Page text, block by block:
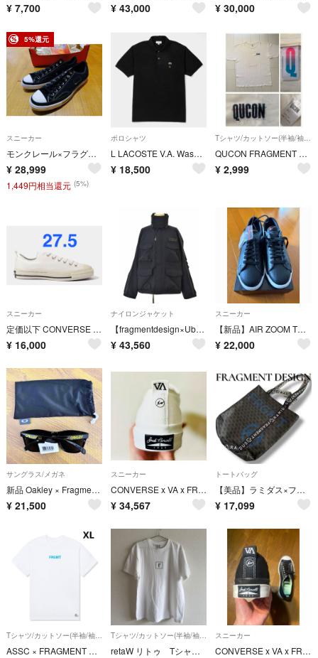
¥ 7,700 ¥ 43,000 ¥ 30,000
5%還元
スニーカー
モンクレール×フラグメント×コンバースオールスターct70 30cm
¥ 28,999
1,449円相当還元 (5%)
ポロシャツ
L LACOSTE V.A. Washed Tumbler Polo
¥ 18,500
Tシャツ/カットソー(半袖/袖なし)
QUCON FRAGMENT skate 藤原ヒロシ Tシャツ 日本製 XL 白
¥ 2,999
スニーカー
定価以下 CONVERSE ALL STAR V.A. ODORIBA
¥ 16,000
ナイロンジャケット
【fragmentdesign×UberEats】配達パートナー用ジャケット フード付きナイロンジャケット
¥ 43,560
スニーカー
【新品】AIR ZOOM TENNIS CLASSIC AC/FGMT
¥ 22,000
サングラス/メガネ
新品 Oakley × Fragment Design Frogskins 藤原ヒロシ サングラス
¥ 21,500
スニーカー
CONVERSE x VA x FRAGMENT "JACKPURCELL" 1935
¥ 34,567
トートバッグ
【美品】ラミダス×フラグメント×シークエル トートバッグ コラボ 黒
¥ 17,099
ASSC × FRAGMENT DESIGN TEE - White XL retaW リトゥ Tシャツ フラグメント
スニーカー
CONVERSE x VA x FRAGMENT "JACKPURCELL" 1935